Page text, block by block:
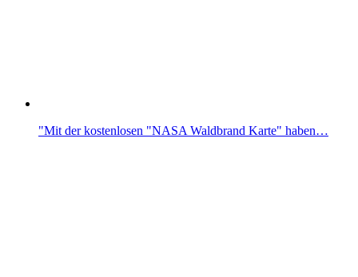
"Mit der kostenlosen "NASA Waldbrand Karte" haben…